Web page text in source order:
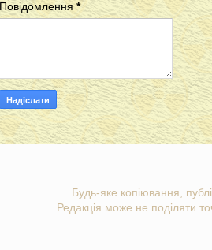
Повідомлення *
Будь-яке копіювання,
Редакція може не поділяти